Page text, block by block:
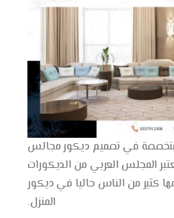
في تصميم ديكور مجالس
المجلس العربي من الديكورات
كثير من الناس حاليا في ديكور
المنزل.